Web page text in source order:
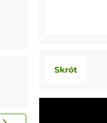
Arsenal FC
Dodany:
Skrót